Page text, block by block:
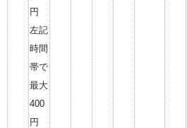
円
左記
時間
帯で
最大
400
円